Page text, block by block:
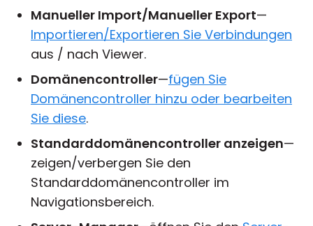
Manueller Import/Manueller Export—
Importieren/Exportieren Sie Verbindungen
aus / nach Viewer.
Domänencontroller—fügen Sie
Domänencontroller hinzu oder bearbeiten
Sie diese.
Standarddomänencontroller anzeigen—
zeigen/verbergen Sie den
Standarddomänencontroller im
Navigationsbereich.